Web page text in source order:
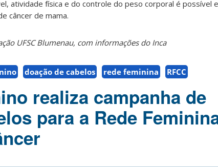
atividade física e do controle do peso corporal é possível
câncer de mama.
UFSC Blumenau, com informações do Inca
doação de cabelos rede feminina RFCC
realiza campanha de
para a Rede